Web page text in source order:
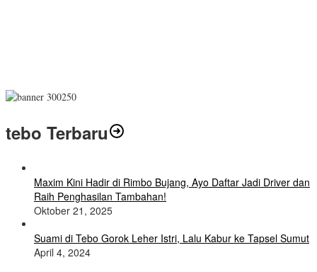
tebo Terbaru
Maxim Kini Hadir di Rimbo Bujang, Ayo Daftar Jadi Driver dan
Raih Penghasilan Tambahan!
Oktober 21, 2025
Suami di Tebo Gorok Leher Istri, Lalu Kabur ke Tapsel Sumut
April 4, 2024